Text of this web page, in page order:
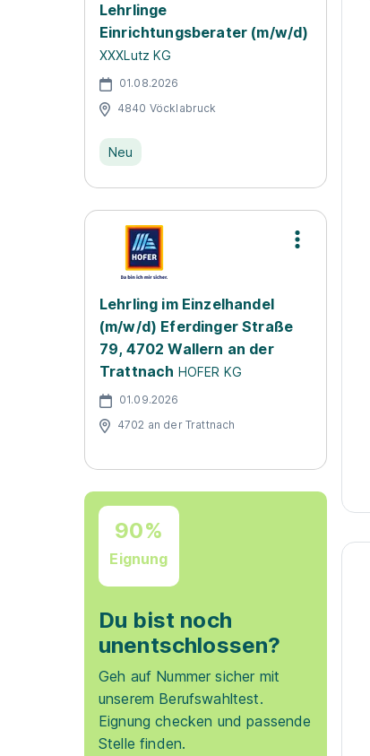
Lehrlinge
Einrichtungsberater (m/w/d)
XXXLutz KG
01.08.2026
4840 Vöcklabruck
Neu
Lehrling im Einzelhandel
(m/w/d) Eferdinger Straße
79, 4702 Wallern an der
Trattnach HOFER KG
01.09.2026
4702 an der Trattnach
90%
Eignung
Du bist noch
unentschlossen?
Geh auf Nummer sicher mit
unserem Berufswahltest.
Eignung checken und passende
Stelle finden.